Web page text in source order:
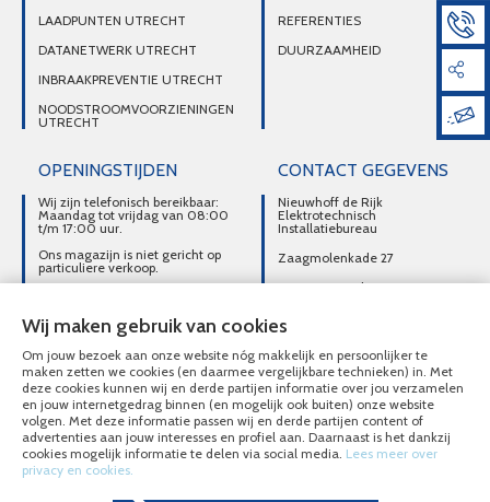
LAADPUNTEN UTRECHT
DATANETWERK UTRECHT
INBRAAKPREVENTIE UTRECHT
NOODSTROOMVOORZIENINGEN
UTRECHT
REFERENTIES
DUURZAAMHEID
OPENINGSTIJDEN
Wij zijn telefonisch bereikbaar:
Maandag tot vrijdag van 08:00
t/m 17:00 uur.
Ons magazijn is niet gericht op
particuliere verkoop.
contact.
CONTACT GEGEVENS
Nieuwhoff de Rijk
Elektrotechnisch
Installatiebureau
Zaagmolenkade 27
3515 AC Utrecht
DIRECT CONTACT
OPNEMEN
030-2716496
MAIL ONS
© Nieuwhoff de Rijk Elektrotechnisch Installatiebureau 2020 - 2026
Wij maken gebruik van cookies
Om jouw bezoek aan onze website nóg makkelijk en persoonlijker te
maken zetten we cookies (en daarmee vergelijkbare technieken) in. Met
deze cookies kunnen wij en derde partijen informatie over jou verzamelen
en jouw internetgedrag binnen (en mogelijk ook buiten) onze website
volgen. Met deze informatie passen wij en derde partijen content of
advertenties aan jouw interesses en profiel aan. Daarnaast is het dankzij
cookies mogelijk informatie te delen via social media. Lees meer over
privacy en cookies.